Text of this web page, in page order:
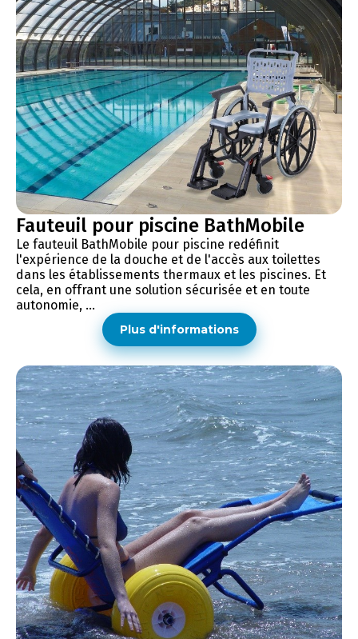
Fauteuil pour piscine BathMobile
Le fauteuil BathMobile pour piscine redéfinit
l'expérience de la douche et de l'accès aux toilettes
dans les établissements thermaux et les piscines. Et
cela, en offrant une solution sécurisée et en toute
autonomie, ...
Plus d'informations